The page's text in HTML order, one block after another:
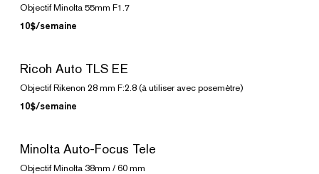
Objectif Minolta 55mm F1.7
10$/semaine
Ricoh Auto TLS EE
Objectif Rikenon 28 mm F:2.8 (à utiliser avec posemètre)
10$/semaine
Minolta Auto-Focus Tele
Objectif Minolta 38mm / 60 mm